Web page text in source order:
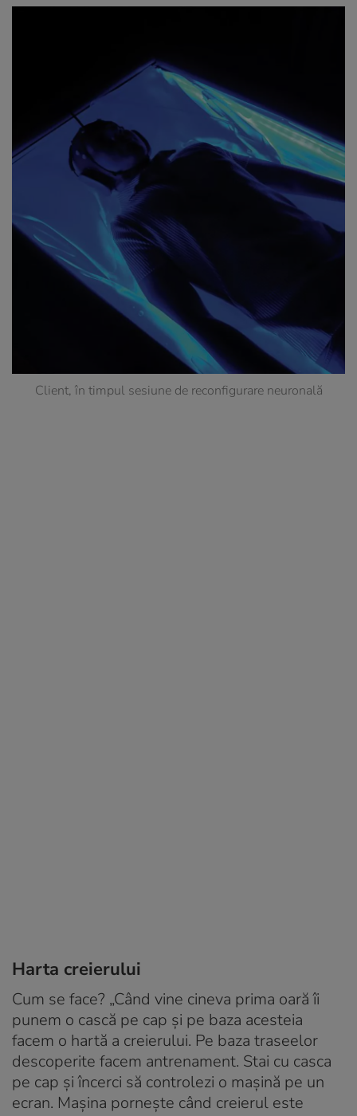
Client, în timpul sesiune de reconfigurare neuronală
Harta creierului
Cum se face? „Când vine cineva prima oară îi
punem o cască pe cap și pe baza acesteia
facem o hartă a creierului. Pe baza traseelor
descoperite facem antrenament. Stai cu casca
pe cap și încerci să controlezi o mașină pe un
ecran. Mașina pornește când creierul este